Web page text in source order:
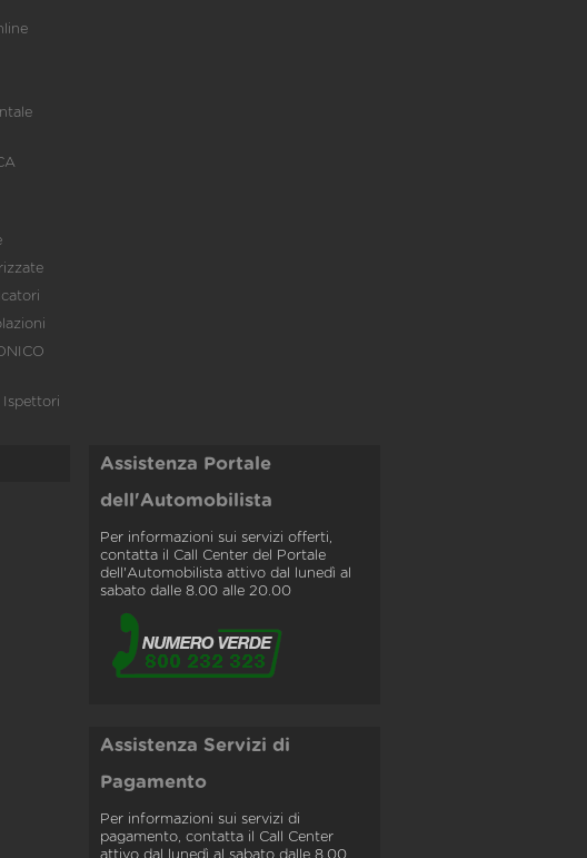
Ispettori
Assistenza Portale
dell'Automobilista
Per informazioni sui servizi offerti,
contatta il Call Center del Portale
dell'Automobilista attivo dal lunedì al
sabato dalle 8.00 alle 20.00
Assistenza Servizi di
Pagamento
Per informazioni sui servizi di
pagamento, contatta il Call Center